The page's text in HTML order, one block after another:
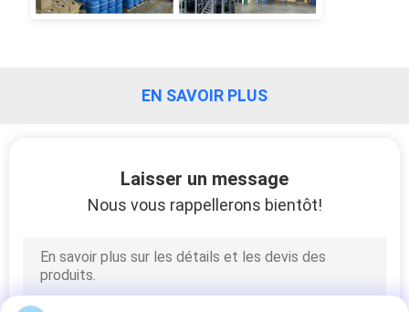
CONFIDENTIALITÉ
EN SAVOIR PLUS
Laisser un message
Nous vous rappellerons bientôt!